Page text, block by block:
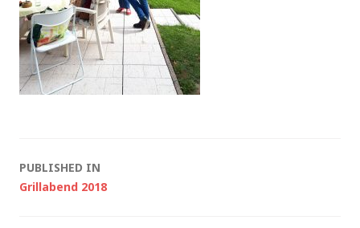
Post
PUBLISHED IN
Grillabend 2018